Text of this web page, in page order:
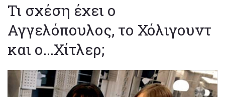
Τι σχέση έχει ο
Αγγελόπουλος, το Χόλιγουντ
και ο...Χίτλερ;